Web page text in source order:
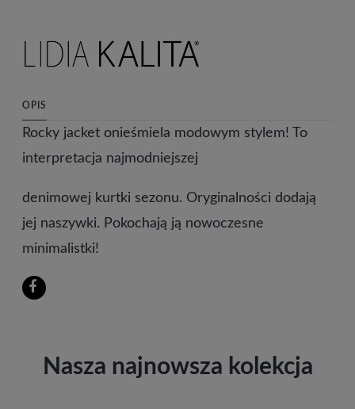
OPIS
Rocky jacket onieśmiela modowym stylem! To
interpretacja najmodniejszej
denimowej kurtki sezonu. Oryginalności dodają
jej naszywki. Pokochają ją nowoczesne
minimalistki!
Nasza najnowsza kolekcja